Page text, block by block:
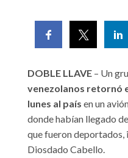
DOBLE LLAVE – Un
venezolanos retornó
lunes al país en un
donde habían llegado
que fueron
Diosdado Cabello.